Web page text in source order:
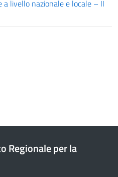
livello nazionale e locale – II
Regionale per la